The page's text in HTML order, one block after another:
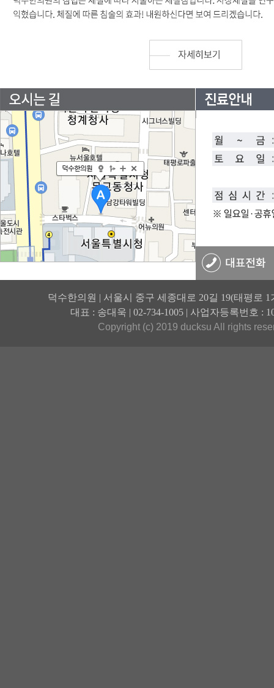
덕수한의원 | 서울시 중구 세종대로 20길 19(태평로 1
대표 : 송대욱 | 02-734-1005 | 사업자등록번호 :
Copyright (c) 2019 ducksu All rights